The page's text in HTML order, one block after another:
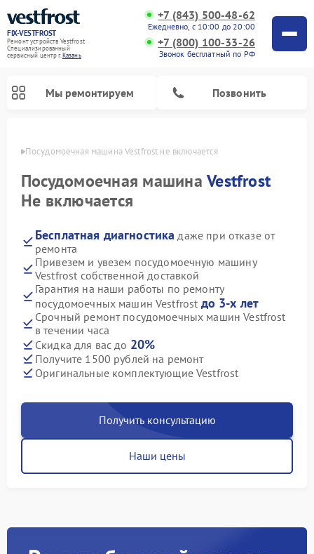
FIX-VESTFROST
Ремонт устройств Vestfrost
Специализированный
cервисный центр г.Казань
+7 (843) 500-48-62
Ежедневно, с 10:00 до 20:00
+7 (800) 100-33-26
Звонок бесплатный по РФ
Мы ремонтируем Позвонить
Посудомоечная машина Vestfrost не включается
Посудомоечная машинаVestfrost
Не включается
Бесплатная диагностика даже при отказе от
ремонта
Привезем и увезем посудомоечную машину
Vestfrost собственной доставкой
Гарантия на наши работы по ремонту
посудомоечных машин Vestfrost до 3-х лет
Срочный ремонт посудомоечных машин Vestfrost
в течении часа
Скидка для вас до 20%
Получите 1500 рублей на ремонт
Оригинальные комплектующие Vestfrost
Получить консультацию
Наши цены